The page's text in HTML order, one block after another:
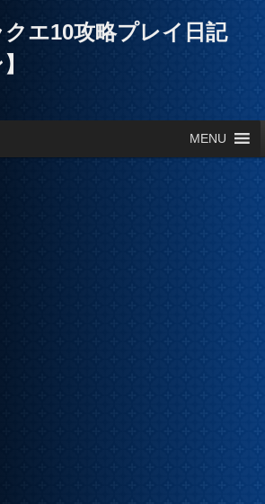
エ10攻略プレイ日記
MENU